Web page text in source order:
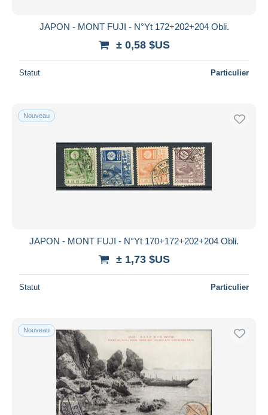
JAPON - MONT FUJI - N°Yt 172+202+204 Obli.
± 0,58 $US
Statut Particulier
Nouveau
JAPON - MONT FUJI - N°Yt 170+172+202+204 Obli.
± 1,73 $US
Statut Particulier
Nouveau